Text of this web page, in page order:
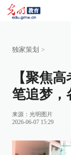
独家策划 >
【聚焦
笔追梦，
来源： 光明图片
2026-06-07 15:29